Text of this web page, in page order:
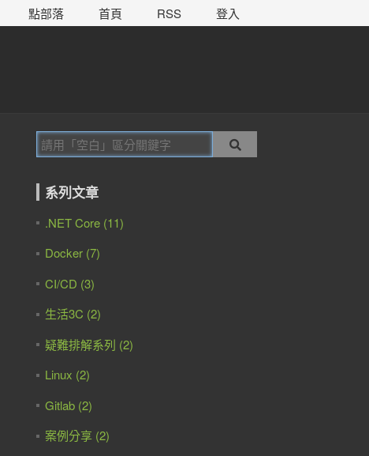
點部落 首頁 RSS 登入
系列文章
.NET Core (11)
Docker (7)
CI/CD (3)
生活3C (2)
疑難排解系列 (2)
Linux (2)
Gitlab (2)
案例分享 (2)